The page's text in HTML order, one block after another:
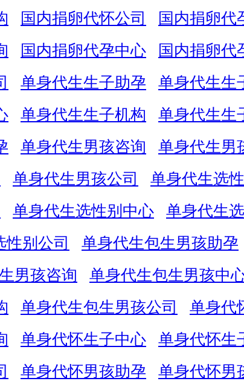
国内捐卵代怀公司
国内捐卵代
国内捐卵代孕中心
国内捐卵代
单身代生生子助孕
单身代生生
单身代生生子机构
单身代生生
单身代生男孩咨询
单身代生男
单身代生男孩公司
单身代生选
单身代生选性别中心
单身代生
性别公司
单身代生包生男孩助孕
男孩咨询
单身代生包生男孩中
单身代生包生男孩公司
单身代
单身代怀生子中心
单身代怀生
单身代怀男孩助孕 单身代怀男